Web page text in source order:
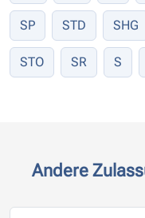
SP STD SHG
STO SR S
Andere